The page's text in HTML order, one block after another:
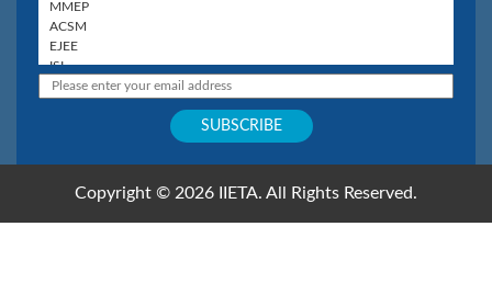
Copyright © 2026 IIETA. All Rights Reserved.